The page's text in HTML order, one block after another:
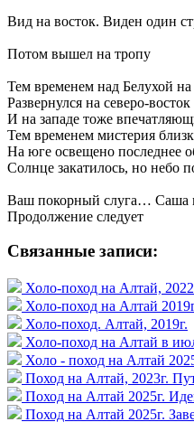
Вид на восток. Виден один
Потом вышел на тропу
Тем временем над Белухой
Развернулся на северо-восток
И на западе тоже
Тем временем мистерия
На юге освещено последнее
Солнце закатилось, но небо
Ваш покорный слуга… Саша
Продолжение следует
Связанные записи:
Холо-поход на Алтай,
Холо-поход на Алтай
Холо-поход. Алтай, 2019г.
Холо-поход на Алтай в
Холо - поход на Алтай
Поход на Алтай, 2023г.
Поход на Алтай 2025г.
Поход на Алтай 2025г.